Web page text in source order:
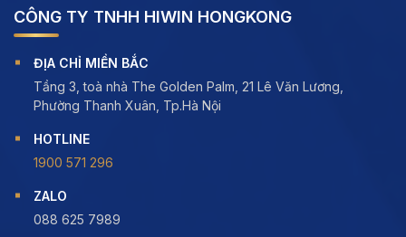
CÔNG TY TNHH HIWIN HONGKONG
ĐỊA CHỈ MIỀN BẮC
Tầng 3, toà nhà The Golden Palm, 21 Lê Văn Lương,
Phường Thanh Xuân, Tp.Hà Nội
HOTLINE
1900 571 296
ZALO
088 625 7989